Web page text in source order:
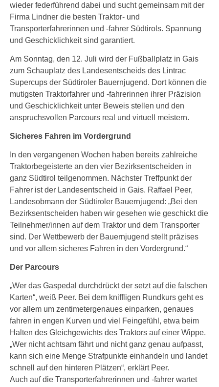
wieder federführend dabei und sucht gemeinsam mit der
Firma Lindner die besten Traktor- und
Transporterfahrerinnen und -fahrer Südtirols. Spannung
und Geschicklichkeit sind garantiert.
Am Sonntag, den 12. Juli wird der Fußballplatz in Gais
zum Schauplatz des Landesentscheids des Lintrac
Supercups der Südtiroler Bauernjugend. Dort können die
mutigsten Traktorfahrer und -fahrerinnen ihrer Präzision
und Geschicklichkeit unter Beweis stellen und den
anspruchsvollen Parcours real und virtuell meistern.
Sicheres Fahren im Vordergrund
In den vergangenen Wochen haben bereits zahlreiche
Traktorbegeisterte an den vier Bezirksentscheiden in
ganz Südtirol teilgenommen. Nächster Treffpunkt der
Fahrer ist der Landesentscheid in Gais. Raffael Peer,
Landesobmann der Südtiroler Bauernjugend: „Bei den
Bezirksentscheiden haben wir gesehen wie geschickt die
Teilnehmer/innen auf dem Traktor und dem Transporter
sind. Der Wettbewerb der Bauernjugend stellt präzises
und vor allem sicheres Fahren in den Vordergrund.“
Der Parcours
„Wer das Gaspedal durchdrückt der setzt auf die falschen
Karten“, weiß Peer. Bei dem kniffligen Rundkurs geht es
vor allem um zentimetergenaues einparken, genaues
fahren in engen Kurven und viel Feingefühl, etwa beim
Halten des Gleichgewichts des Traktors auf einer Wippe.
„Wer nicht achtsam fährt und nicht ganz genau aufpasst,
kann sich eine Menge Strafpunkte einhandeln und landet
schnell auf den hinteren Plätzen“, erklärt Peer.
Auch auf die Transporterfahrerinnen und -fahrer wartet